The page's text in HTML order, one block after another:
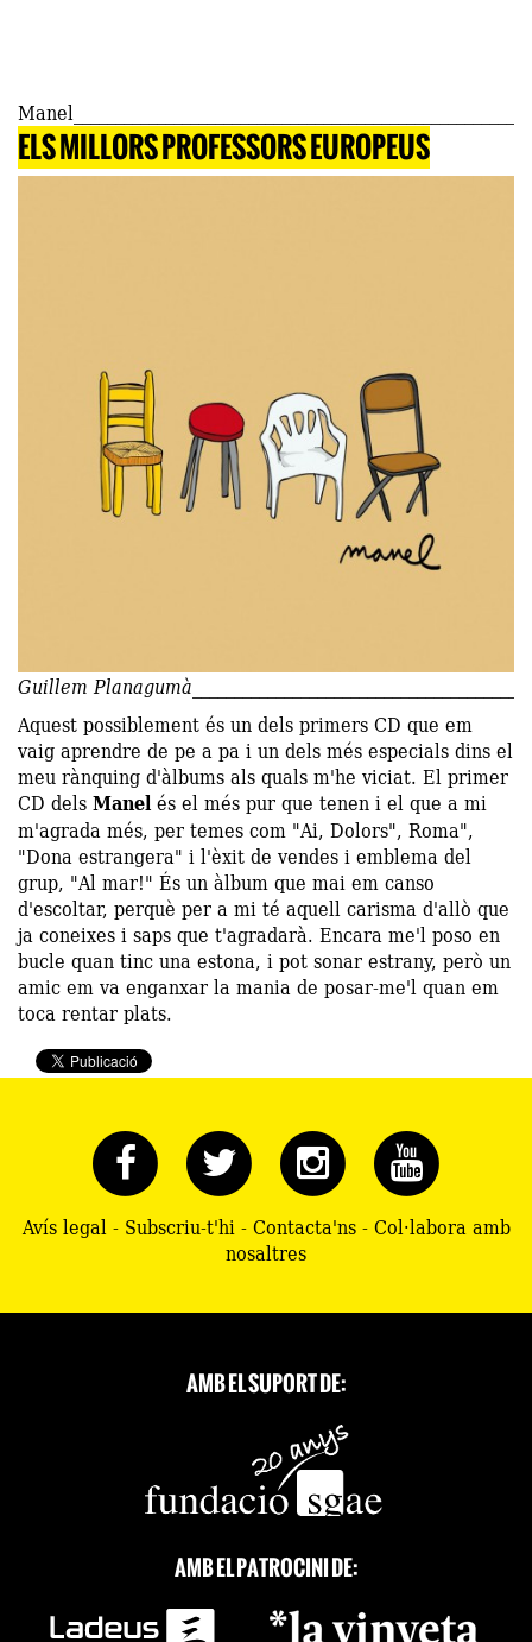
Manel
ELS MILLORS PROFESSORS EUROPEUS
Guillem Planagumà
Aquest possiblement és un dels primers CD que em
vaig aprendre de pe a pa i un dels més especials dins el
meu rànquing d'àlbums als quals m'he viciat. El primer
CD delsManelés el més pur que tenen i el que a mi
m'agrada més, per temes com "Ai, Dolors", Roma",
"Dona estrangera" i l'èxit de vendes i emblema del
grup, "Al mar!" És un àlbum que mai em canso
d'escoltar, perquè per a mi té aquell carisma d'allò que
ja coneixes i saps que t'agradarà. Encara me'l poso en
bucle quan tinc una estona, i pot sonar estrany, però un
amic em va enganxar la mania de posar-me'l quan em
toca rentar plats.
Avís legal- Subscriu-t'hi-Contacta'ns-Col·labora amb
nosaltres
AMB EL SUPORT DE:
AMB EL PATROCINI DE: